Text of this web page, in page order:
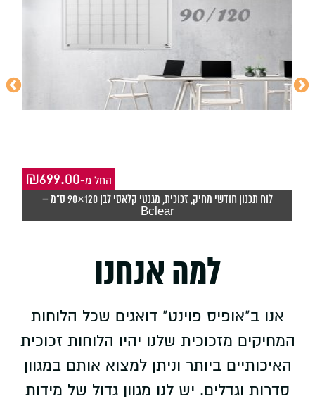
₪699.00 -החל מ
לוח תכנון חודשי מחיק, זכוכית, מגנטי קלאסי לבן 120×90 ס"מ –
Bclear
למה אנחנו
אנו ב"אופיס פוינט" דואגים שכל הלוחות
המחיקים מזכוכית שלנו יהיו הלוחות זכוכית
האיכותיים ביותר וניתן למצוא אותם במגוון
סדרות וגדלים. יש לנו מגוון גדול של מידות